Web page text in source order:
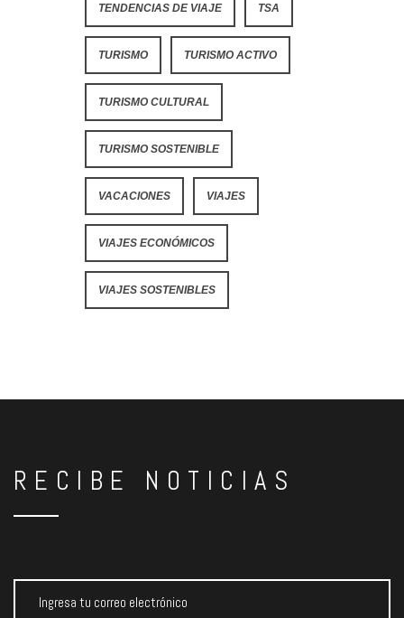
TENDENCIAS DE VIAJE TSA
TURISMO TURISMO ACTIVO
TURISMO CULTURAL
TURISMO SOSTENIBLE
VACACIONES VIAJES
VIAJES ECONÓMICOS
VIAJES SOSTENIBLES
RECIBE NOTICIAS